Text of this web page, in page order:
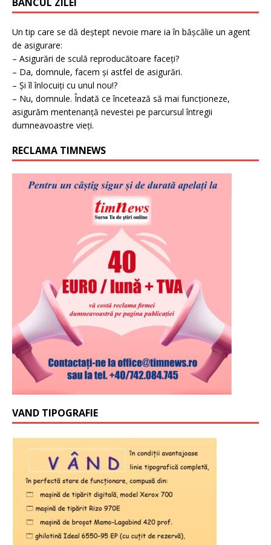
Un tip care se dă deștept nevoie mare ia în bășcălie un agent
de asigurare:
– Asigurări de sculă reproducătoare faceți?
– Da, domnule, facem și astfel de asigurări.
– Și îl înlocuiți cu unul nou!?
– Nu, domnule. Îndată ce încetează să mai funcționeze,
asigurăm mentenanță nevestei pe parcursul întregii
dumneavoastre vieți.
RECLAMA TIMNEWS
VAND TIPOGRAFIE